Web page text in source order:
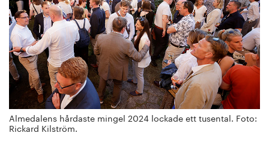
Almedalens hårdaste mingel 2024 lockade ett tusental. Foto:
Rickard Kilström.